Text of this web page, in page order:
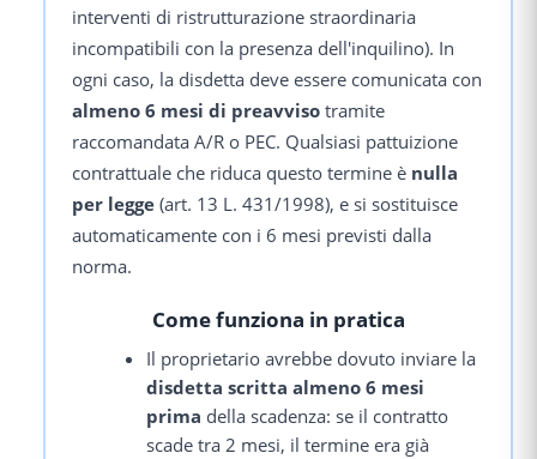
interventi di ristrutturazione straordinaria
incompatibili con la presenza dell'inquilino). In
ogni caso, la disdetta deve essere comunicata con
almeno 6 mesi di preavviso tramite
raccomandata A/R o PEC. Qualsiasi pattuizione
contrattuale che riduca questo termine è nulla
per legge (art. 13 L. 431/1998), e si sostituisce
automaticamente con i 6 mesi previsti dalla
norma.
Come funziona in pratica
Il proprietario avrebbe dovuto inviare la
disdetta scritta almeno 6 mesi
prima della scadenza: se il contratto
scade tra 2 mesi, il termine era già